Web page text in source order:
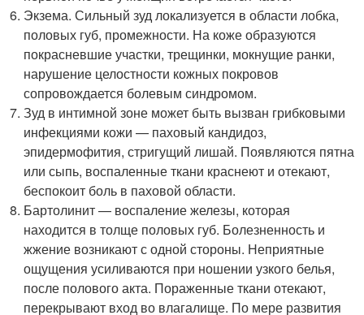
Экзема. Сильный зуд локализуется в области лобка,
половых губ, промежности. На коже образуются
покрасневшие участки, трещинки, мокнущие ранки,
нарушение целостности кожных покровов
сопровождается болевым синдромом.
Зуд в интимной зоне может быть вызван грибковыми
инфекциями кожи — паховый кандидоз,
эпидермофития, стригущий лишай. Появляются пятна
или сыпь, воспаленные ткани краснеют и отекают,
беспокоит боль в паховой области.
Бартолинит — воспаление железы, которая
находится в толще половых губ. Болезненность и
жжение возникают с одной стороны. Неприятные
ощущения усиливаются при ношении узкого белья,
после полового акта. Пораженные ткани отекают,
перекрывают вход во влагалище. По мере развития